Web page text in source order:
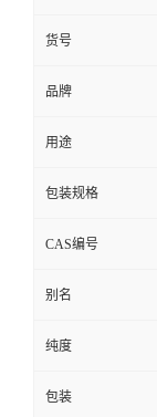
货号
品牌
用途
包装规格
CAS编号
别名
纯度
包装